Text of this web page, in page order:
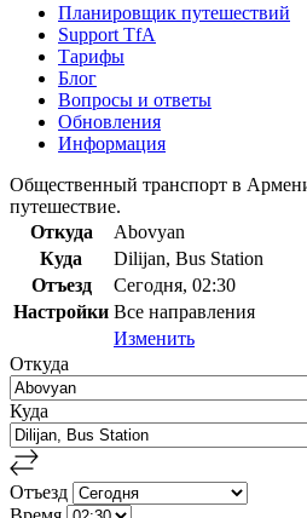
Планировщик путешествий
Support TfA
Тарифы
Блог
Вопросы и ответы
Обновления
Информация
Общественный транспорт в
путешествие.
Откуда
Abovyan
Куда
Dilijan, Bus Station
Отъезд
Сегодня, 02:30
Настройки Все направления
Изменить
Откуда
Куда
Отъезд